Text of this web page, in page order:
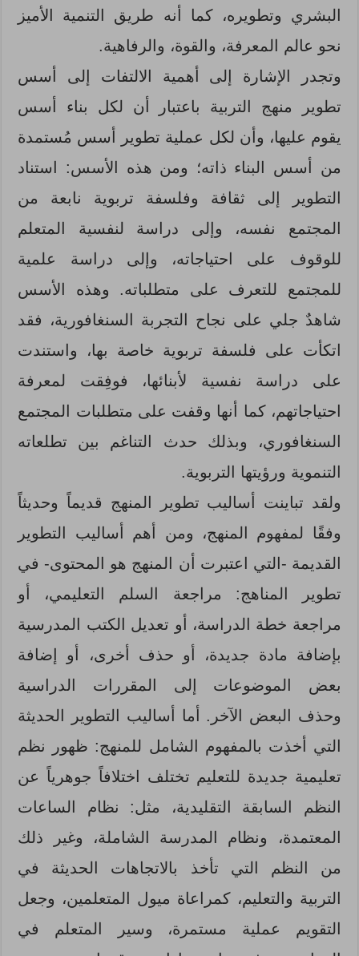
البشري وتطويره، كما أنه طريق التنمية الأميز
نحو عالم المعرفة، والقوة، والرفاهية.
وتجدر الإشارة إلى أهمية الالتفات إلى أسس
تطوير منهج التربية باعتبار أن لكل بناء أسس
يقوم عليها، وأن لكل عملية تطوير أسس مُستمدة
من أسس البناء ذاته؛ ومن هذه الأسس: استناد
التطوير إلى ثقافة وفلسفة تربوية نابعة من
المجتمع نفسه، وإلى دراسة لنفسية المتعلم
للوقوف على احتياجاته، وإلى دراسة علمية
للمجتمع للتعرف على متطلباته. وهذه الأسس
شاهدٌ جلي على نجاح التجربة السنغافورية، فقد
اتكأت على فلسفة تربوية خاصة بها، واستندت
على دراسة نفسية لأبنائها، فوفِقت لمعرفة
احتياجاتهم، كما أنها وقفت على متطلبات المجتمع
السنغافوري، وبذلك حدث التناغم بين تطلعاته
التنموية ورؤيتها التربوية.
ولقد تباينت أساليب تطوير المنهج قديماً وحديثاً
وفقًا لمفهوم المنهج، ومن أهم أساليب التطوير
القديمة -التي اعتبرت أن المنهج هو المحتوى- في
تطوير المناهج: مراجعة السلم التعليمي، أو
مراجعة خطة الدراسة، أو تعديل الكتب المدرسية
بإضافة مادة جديدة، أو حذف أخرى، أو إضافة
بعض الموضوعات إلى المقررات الدراسية
وحذف البعض الآخر. أما أساليب التطوير الحديثة
التي أخذت بالمفهوم الشامل للمنهج: ظهور نظم
تعليمية جديدة للتعليم تختلف اختلافاً جوهرياً عن
النظم السابقة التقليدية، مثل: نظام الساعات
المعتمدة، ونظام المدرسة الشاملة، وغير ذلك
من النظم التي تأخذ بالاتجاهات الحديثة في
التربية والتعليم، كمراعاة ميول المتعلمين، وجعل
التقويم عملية مستمرة، وسير المتعلم في